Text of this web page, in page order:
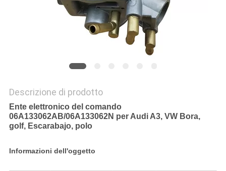
Descrizione di prodotto
Ente elettronico del comando
06A133062AB/06A133062N per Audi A3, VW Bora,
golf, Escarabajo, polo
Informazioni dell'oggetto